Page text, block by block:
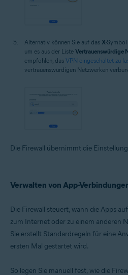
Alternativ können Sie auf das X-
um es aus der Liste Vertrauenswürdige
empfohlen, das VPN eingeschaltet zu
vertrauenswürdigen Netzwerken
Die Firewall übernimmt die
Verwalten von App-
Die Firewall steuert, wann die Apps
zum Internet oder zu einem anderen
Sie erstellt Standardregeln für eine
ersten Mal gestartet wird.
So legen Sie manuell fest, wie die